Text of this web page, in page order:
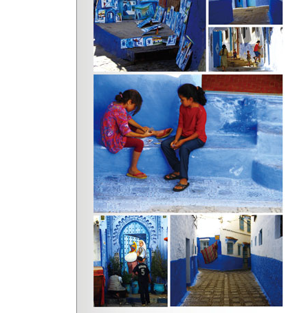
콰지모도를 만나다
Just Passing By 스톡홀름
초콜릿게이트
Norway
북유럽 물가는 반칙!
Germany
누나, 지금이야!
추억의 냄비 자국
Just Passing By 베를린
The Netherlands
Just Passing By 잔세스칸스
Switzerland
재닌의 깜짝 선물